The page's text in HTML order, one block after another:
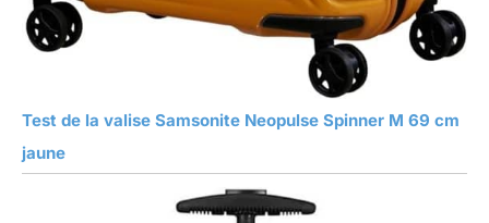
Test de la valise Samsonite Neopulse Spinner M 69 cm
jaune